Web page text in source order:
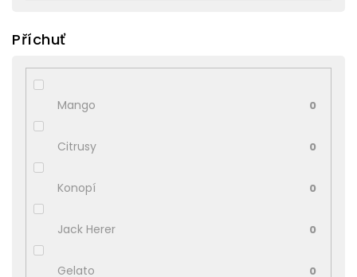
Příchuť
Mango 0
Citrusy 0
Konopí 0
Jack Herer 0
Gelato 0